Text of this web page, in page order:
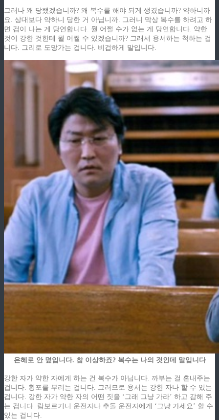
그러나 왜 당했겠습니까? 왜 복수를 해야 되게 생겼습니까? 약하니까
요. 상대보다 약하니 당한 거 아닙니까. 그러니 막상 복수를 하려고 하
면 겁이 나는 게 당연합니다. 뭘 어쩔 수가 없는 게 당연합니다. 약한
것이 강한 것한테 뭘 어쩔 수 있겠습니까? 그래서 용서하는 척하는 겁
니다. 그리로 도망가는 겁니다. 비겁하게 말입니다.
은혜로 안 덮입니다. 참 이상하죠? 복수는 나의 것인데 말입니다
강한 자가 약한 자에게 하는 건 복수가 아닙니다. 까부는 걸 혼내주는
겁니다. 횡포를 부리는 겁니다. 그러므로 용서는 강한 자나 할 수 있는
겁니다. 강한 자가 약한 자의 어떤 짓을 ‘그래 그냥 가라’ 하고 감해 주
는 겁니다. 람보르기니 운전자나 추돌 운전자에게 ‘그냥 가세요’ 할 수
있는 겁니다.